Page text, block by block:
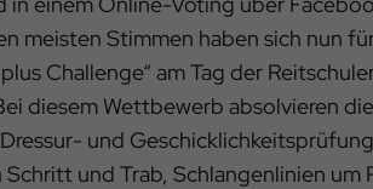
meisten Stimmen haben sich nun
Challenge“ am Tag der
diesem Wettbewerb absolvieren
und
Schritt und Trab, Schlangenlinien um